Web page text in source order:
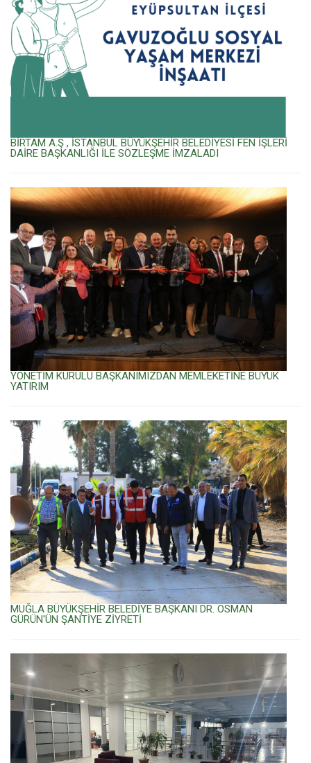
BİRTAM A.Ş , İSTANBUL BÜYÜKŞEHİR BELEDİYESİ FEN İŞLERİ
DAİRE BAŞKANLIĞI İLE SÖZLEŞME İMZALADI
YÖNETİM KURULU BAŞKANIMIZDAN MEMLEKETİNE BÜYÜK
YATIRIM
MUĞLA BÜYÜKŞEHİR BELEDİYE BAŞKANI DR. OSMAN
GÜRÜN'ÜN ŞANTİYE ZİYRETİ